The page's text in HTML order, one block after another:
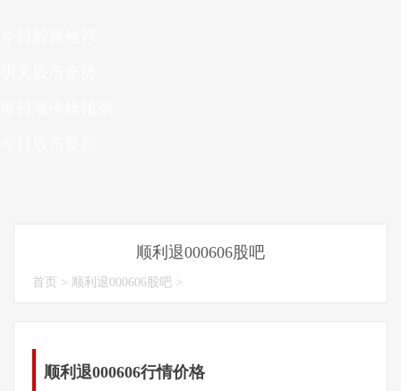
顺利退000606股吧
首页 > 顺利退000606股吧 >
顺利退000606行情价格